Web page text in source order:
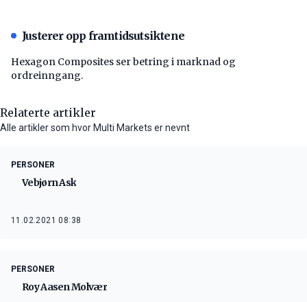
Justerer opp framtidsutsiktene
Hexagon Composites ser betring i marknad og
ordreinngang.
Relaterte artikler
Alle artikler som hvor Multi Markets er nevnt
PERSONER
Vebjørn Ask
11.02.2021 08:38
PERSONER
Roy Aasen Molvær